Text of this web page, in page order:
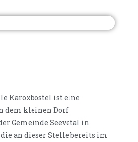
Karoxbostel ist eine
dem kleinen Dorf
Gemeinde Seevetal in
die an dieser Stelle bereits im